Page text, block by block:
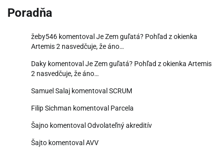
Poradňa
žeby546 komentoval Je Zem guľatá? Pohľad z okienka
Artemis 2 nasvedčuje, že áno…
Daky komentoval Je Zem guľatá? Pohľad z okienka Artemis
2 nasvedčuje, že áno…
Samuel Salaj komentoval SCRUM
Filip Sichman komentoval Parcela
Šajno komentoval Odvolateľný akreditív
Šajto komentoval AVV